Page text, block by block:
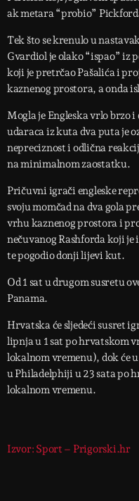
ak metara “probio”
Tek što se krenulo u
Gvardiol je olako “ispao” iz
koji je pretrčao Pašalića i
kaznenog prostora, a onda
Mogla je Engleska vrlo brzo
udaraca iz kuta dva puta je
nepreciznost i odlična
na minimalnom zaostatku.
Pričuvni igrači engleske
svoju momčad na dva gola
vrhu kaznenog prostora i
nečuvanog Rashforda koji
te pogodio donji lijevi kut.
Od 1 sat u drugom susretu
Panama.
Hrvatska će sljedeći susret
lipnja u 1 sat po hrvatskom
lokalnom vremenu), dok će
u Philadelphiji u 23 sata po
lokalnom vremenu.
Izvor: Sport – Prigorski.hr